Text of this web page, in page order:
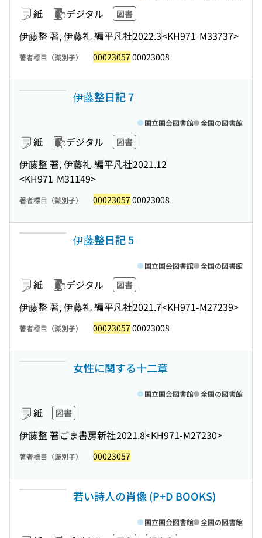
紙 デジタル 図書
伊藤整 著, 伊藤礼 編平凡社2022.3<KH971-M33737>
著者標目（識別子） 00023057 00023008
伊藤整日記 7
紙 デジタル 図書
伊藤整 著, 伊藤礼 編平凡社2021.12
<KH971-M31149>
国立国会図書館 全国の図書館
著者標目（識別子） 00023057 00023008
伊藤整日記 5
紙 デジタル 図書
伊藤整 著, 伊藤礼 編平凡社2021.7<KH971-M27239>
国立国会図書館 全国の図書館
著者標目（識別子） 00023057 00023008
女性に関する十二章
紙 図書
伊藤整 著ごま書房新社2021.8<KH971-M27230>
国立国会図書館 全国の図書館
著者標目（識別子） 00023057
若い詩人の肖像 (P+D BOOKS)
国立国会図書館 全国の図書館